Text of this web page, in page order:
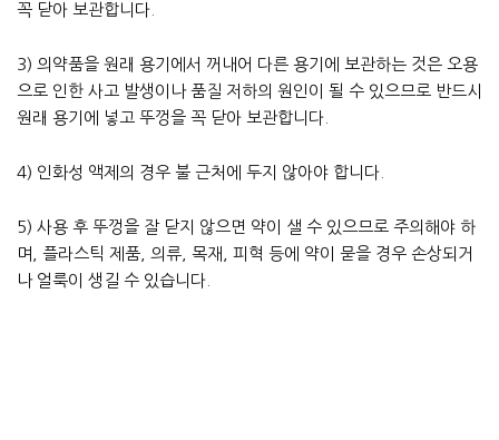
꼭 닫아 보관합니다.
3) 의약품을 원래 용기에서 꺼내어 다른 용기에 보관하는 것은 오용
으로 인한 사고 발생이나 품질 저하의 원인이 될 수 있으므로 반드시
원래 용기에 넣고 뚜껑을 꼭 닫아 보관합니다.
4) 인화성 액제의 경우 불 근처에 두지 않아야 합니다.
5) 사용 후 뚜껑을 잘 닫지 않으면 약이 샐 수 있으므로 주의해야 하
며, 플라스틱 제품, 의류, 목재, 피혁 등에 약이 묻을 경우 손상되거
나 얼룩이 생길 수 있습니다.